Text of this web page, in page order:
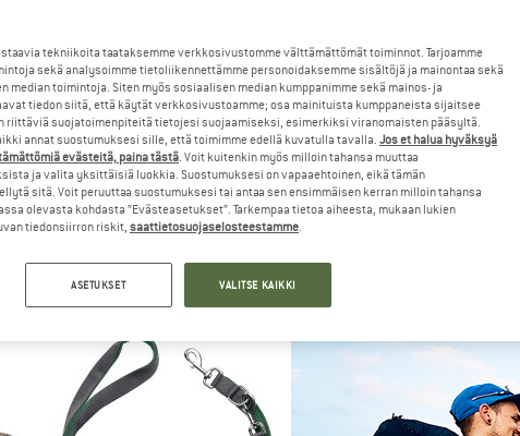
15%
RUFFWEAR
Knot-A-Leash
65,95 € 56,06 €
3,4(5)
jopa 15%
HUNTER
tekniikoita taataksemme verkkosivustomme välttämättömät toiminnot. Tarjoamme
sekä analysoimme tietoliikennettämme personoidaksemme sisältöjä ja mainontaa sekä
median toimintoja. Siten myös sosiaalisen median kumppanimme sekä mainos- ja
tiedon siitä, että käytät verkkosivustoamme; osa mainituista kumppaneista sijaitsee
riittäviä suojatoimenpiteitä tietojesi suojaamiseksi, esimerkiksi viranomaisten pääsyltä.
annat suostumuksesi sille, että toimimme edellä kuvatulla tavalla. Jos et halua hyväksyä
evästeitä, paina tästä. Voit kuitenkin myös milloin tahansa muuttaa
ja valita yksittäisiä luokkia. Suostumuksesi on vapaaehtoinen, eikä tämän
sitä. Voit peruuttaa suostumuksesi tai antaa sen ensimmäisen kerran milloin tahansa
olevasta kohdasta ”Evästeasetukset”. Tarkempaa tietoa aiheesta, mukaan lukien
tiedonsiirron riskit, saattietosuojaselosteestamme.
ASETUKSET VALITSE KAIKKI